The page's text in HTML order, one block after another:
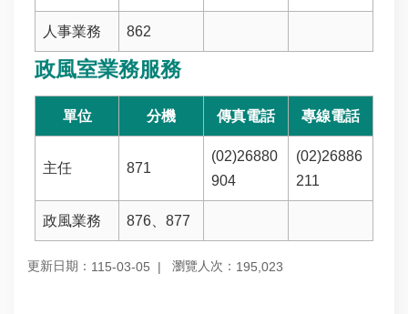
人事業務 862
政風室業務服務
單位 分機 傳真電話 專線電話
主任 871
(02)26880
904
(02)26886
211
政風業務 876、877
更新日期： 115-03-05 瀏覽人次： 195,023